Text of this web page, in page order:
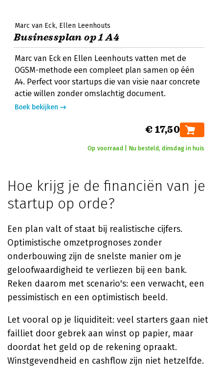
Marc van Eck Ellen Leenhouts
Businessplan op 1 A4
Marc van Eck en Ellen Leenhouts vatten met de
OGSM-methode een compleet plan samen op één
A4. Perfect voor startups die van visie naar concrete
actie willen zonder omslachtig document.
Boek bekijken
€ 17,50
Op voorraad | Nu besteld, dinsdag in huis
Hoe krijg je de financiën van je
startup op orde?
Een plan valt of staat bij realistische cijfers.
Optimistische omzetprognoses zonder
onderbouwing zijn de snelste manier om je
geloofwaardigheid te verliezen bij een bank.
Reken daarom met scenario's: een verwacht, een
pessimistisch en een optimistisch beeld.
Let vooral op je liquiditeit: veel starters gaan niet
failliet door gebrek aan winst op papier, maar
doordat het geld op de rekening opraakt.
Winstgevendheid en cashflow zijn niet hetzelfde.